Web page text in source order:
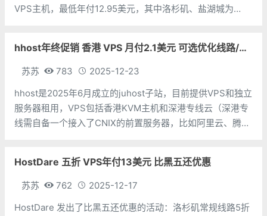
VPS主机，最低年付12.95美元，其中洛杉矶、盐湖城为
hhost年终促销 香港 VPS 月付2.1美元 可选优化线路/国际线路
苏苏 783
2025-12-23
hhost是2025年6月成立的juhost子站，目前提供VPS和独立
服务器租用，VPS包括香港KVM主机和深港专线云（深港专
线需自备一个接入了CNIX的前置服务器，比如阿里云、腾讯
香港VP
HostDare 五折 VPS年付13美元 比黑五还优惠
苏苏 762
2025-12-17
HostDare 发出了比黑五还优惠的活动：洛杉矶常规线路5折